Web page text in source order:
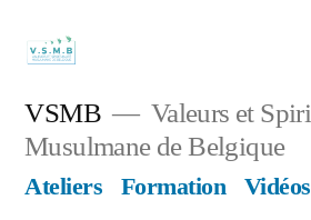
content
VSMB
Valeurs et
Musulmane de Belgique
Ateliers Formation Vidéos